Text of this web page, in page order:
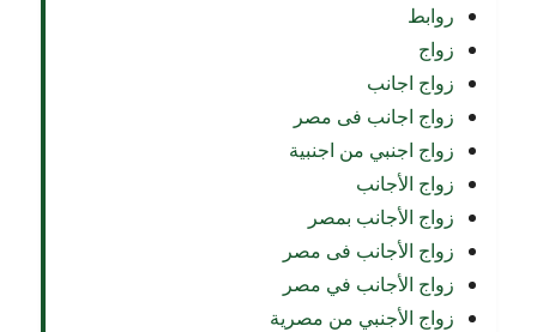
روابط
زواج
زواج اجانب
زواج اجانب فى مصر
زواج اجنبي من اجنبية
زواج الأجانب
زواج الأجانب بمصر
زواج الأجانب فى مصر
زواج الأجانب في مصر
زواج الأجنبي من مصرية